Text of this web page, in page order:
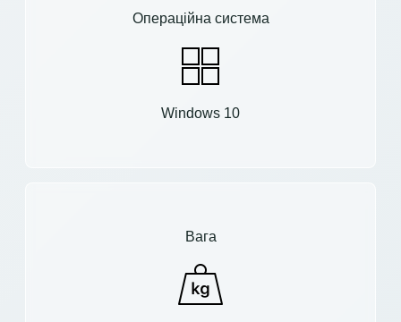
Операційна система
Windows 10
Вага